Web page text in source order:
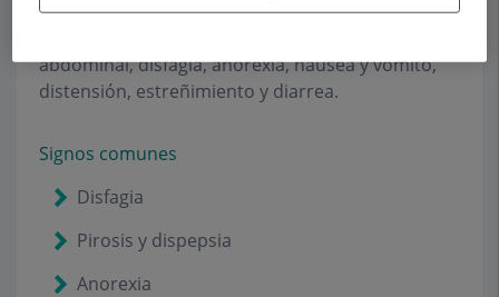
abdominal, disfagia, anorexia, náusea y vómito,
distensión, estreñimiento y diarrea.
Signos comunes
Disfagia
Pirosis y dispepsia
Anorexia